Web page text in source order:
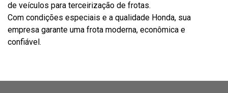
de veículos para terceirização de frotas.
Com condições especiais e a qualidade Honda, sua
empresa garante uma frota moderna, econômica e
confiável.